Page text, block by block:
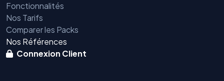
Fonctionnalités
Nos Tarifs
Comparer les Packs
Nos Références
Connexion Client